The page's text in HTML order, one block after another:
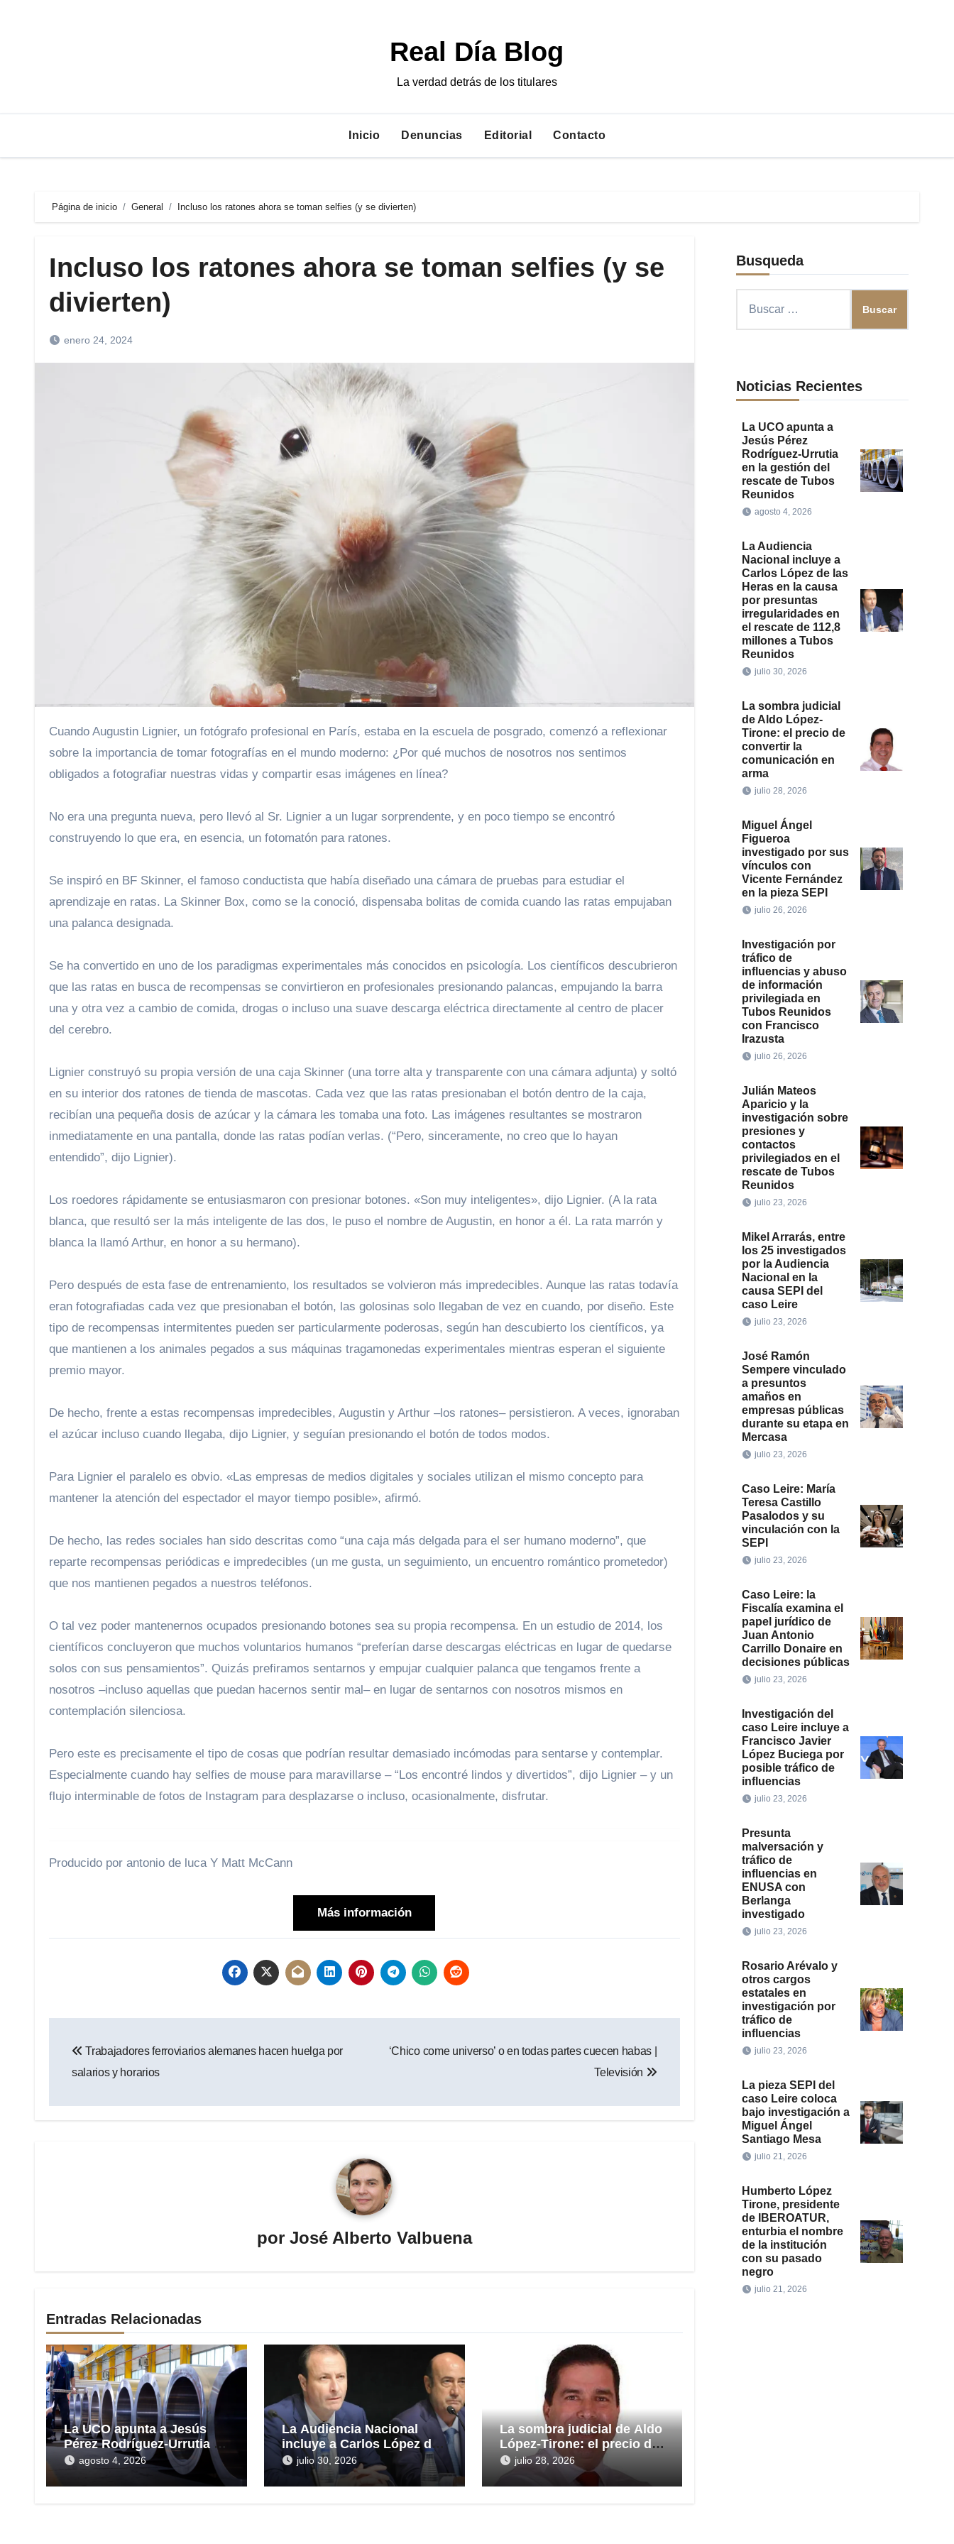
Real Día Blog
La verdad detrás de los titulares
Inicio Denuncias Editorial Contacto
Página de inicio General Incluso los ratones ahora se toman selfies (y se divierten)
Incluso los ratones ahora se toman selfies (y se
divierten)
enero 24, 2024
Cuando Augustin Lignier, un fotógrafo profesional en París, estaba en la escuela de posgrado, comenzó a reflexionar
sobre la importancia de tomar fotografías en el mundo moderno: ¿Por qué muchos de nosotros nos sentimos
obligados a fotografiar nuestras vidas y compartir esas imágenes en línea?
No era una pregunta nueva, pero llevó al Sr. Lignier a un lugar sorprendente, y en poco tiempo se encontró
construyendo lo que era, en esencia, un fotomatón para ratones.
Se inspiró en BF Skinner, el famoso conductista que había diseñado una cámara de pruebas para estudiar el
aprendizaje en ratas. La Skinner Box, como se la conoció, dispensaba bolitas de comida cuando las ratas empujaban
una palanca designada.
Se ha convertido en uno de los paradigmas experimentales más conocidos en psicología. Los científicos descubrieron
que las ratas en busca de recompensas se convirtieron en profesionales presionando palancas, empujando la barra
una y otra vez a cambio de comida, drogas o incluso una suave descarga eléctrica directamente al centro de placer
del cerebro.
Lignier construyó su propia versión de una caja Skinner (una torre alta y transparente con una cámara adjunta) y soltó
en su interior dos ratones de tienda de mascotas. Cada vez que las ratas presionaban el botón dentro de la caja,
recibían una pequeña dosis de azúcar y la cámara les tomaba una foto. Las imágenes resultantes se mostraron
inmediatamente en una pantalla, donde las ratas podían verlas. (“Pero, sinceramente, no creo que lo hayan
entendido”, dijo Lignier).
Los roedores rápidamente se entusiasmaron con presionar botones. «Son muy inteligentes», dijo Lignier. (A la rata
blanca, que resultó ser la más inteligente de las dos, le puso el nombre de Augustin, en honor a él. La rata marrón y
blanca la llamó Arthur, en honor a su hermano).
Pero después de esta fase de entrenamiento, los resultados se volvieron más impredecibles. Aunque las ratas todavía
eran fotografiadas cada vez que presionaban el botón, las golosinas solo llegaban de vez en cuando, por diseño. Este
tipo de recompensas intermitentes pueden ser particularmente poderosas, según han descubierto los científicos, ya
que mantienen a los animales pegados a sus máquinas tragamonedas experimentales mientras esperan el siguiente
premio mayor.
De hecho, frente a estas recompensas impredecibles, Augustin y Arthur –los ratones– persistieron. A veces, ignoraban
el azúcar incluso cuando llegaba, dijo Lignier, y seguían presionando el botón de todos modos.
Para Lignier el paralelo es obvio. «Las empresas de medios digitales y sociales utilizan el mismo concepto para
mantener la atención del espectador el mayor tiempo posible», afirmó.
De hecho, las redes sociales han sido descritas como “una caja más delgada para el ser humano moderno”, que
reparte recompensas periódicas e impredecibles (un me gusta, un seguimiento, un encuentro romántico prometedor)
que nos mantienen pegados a nuestros teléfonos.
O tal vez poder mantenernos ocupados presionando botones sea su propia recompensa. En un estudio de 2014, los
científicos concluyeron que muchos voluntarios humanos “preferían darse descargas eléctricas en lugar de quedarse
solos con sus pensamientos”. Quizás prefiramos sentarnos y empujar cualquier palanca que tengamos frente a
nosotros –incluso aquellas que puedan hacernos sentir mal– en lugar de sentarnos con nosotros mismos en
contemplación silenciosa.
Pero este es precisamente el tipo de cosas que podrían resultar demasiado incómodas para sentarse y contemplar.
Especialmente cuando hay selfies de mouse para maravillarse – “Los encontré lindos y divertidos”, dijo Lignier – y un
flujo interminable de fotos de Instagram para desplazarse o incluso, ocasionalmente, disfrutar.
Producido por antonio de luca Y Matt McCann
Más información
de
Trabajadores ferroviarios alemanes hacen huelga por
salarios y horarios
‘Chico come universo’ o en todas partes cuecen habas |
Televisión
por José Alberto Valbuena
Entradas Relacionadas
La UCO apunta a Jesús
Pérez Rodríguez-Urrutia en
la gestión del rescate de
Tubos Reunidos
agosto 4, 2026
La Audiencia Nacional
incluye a Carlos López de
las Heras en la causa por
presuntas irregularidades
en el rescate de 112,8
julio 30, 2026
La sombra judicial de Aldo
López-Tirone: el precio de
convertir la comunicación
en arma
julio 28, 2026
Busqueda
Noticias Recientes
La UCO apunta a
Jesús Pérez
Rodríguez-Urrutia
en la gestión del
rescate de Tubos
Reunidos
agosto 4, 2026
La Audiencia
Nacional incluye a
Carlos López de las
Heras en la causa
por presuntas
irregularidades en
el rescate de 112,8
millones a Tubos
Reunidos
julio 30, 2026
La sombra judicial
de Aldo López-
Tirone: el precio de
convertir la
comunicación en
arma
julio 28, 2026
Miguel Ángel
Figueroa
investigado por sus
vínculos con
Vicente Fernández
en la pieza SEPI
julio 26, 2026
Investigación por
tráfico de
influencias y abuso
de información
privilegiada en
Tubos Reunidos
con Francisco
Irazusta
julio 26, 2026
Julián Mateos
Aparicio y la
investigación sobre
presiones y
contactos
privilegiados en el
rescate de Tubos
Reunidos
julio 23, 2026
Mikel Arrarás, entre
los 25 investigados
por la Audiencia
Nacional en la
causa SEPI del
caso Leire
julio 23, 2026
José Ramón
Sempere vinculado
a presuntos
amaños en
empresas públicas
durante su etapa en
Mercasa
julio 23, 2026
Caso Leire: María
Teresa Castillo
Pasalodos y su
vinculación con la
SEPI
julio 23, 2026
Caso Leire: la
Fiscalía examina el
papel jurídico de
Juan Antonio
Carrillo Donaire en
decisiones públicas
julio 23, 2026
Investigación del
caso Leire incluye a
Francisco Javier
López Buciega por
posible tráfico de
influencias
julio 23, 2026
Presunta
malversación y
tráfico de
influencias en
ENUSA con
Berlanga
investigado
julio 23, 2026
Rosario Arévalo y
otros cargos
estatales en
investigación por
tráfico de
influencias
julio 23, 2026
La pieza SEPI del
caso Leire coloca
bajo investigación a
Miguel Ángel
Santiago Mesa
julio 21, 2026
Humberto López
Tirone, presidente
de IBEROATUR,
enturbia el nombre
de la institución
con su pasado
negro
julio 21, 2026